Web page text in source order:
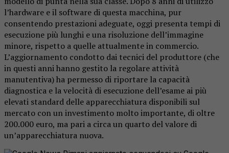
l’hardware e il software di questa macchina, pur
consentendo prestazioni adeguate, oggi presenta tempi di
esecuzione più lunghi e una risoluzione dell’immagine
minore, rispetto a quelle attualmente in commercio.
L’aggiornamento condotto dai tecnici del produttore (che
in questi anni hanno gestito la regolare attività
manutentiva) ha permesso di riportare la capacità
diagnostica e la velocità di esecuzione dell’esame ai più
elevati standard delle apparecchiatura disponibili sul
mercato con un investimento molto importante, di oltre
200.000 euro, ma pari a circa un quarto del valore di
un’apparecchiatura nuova.